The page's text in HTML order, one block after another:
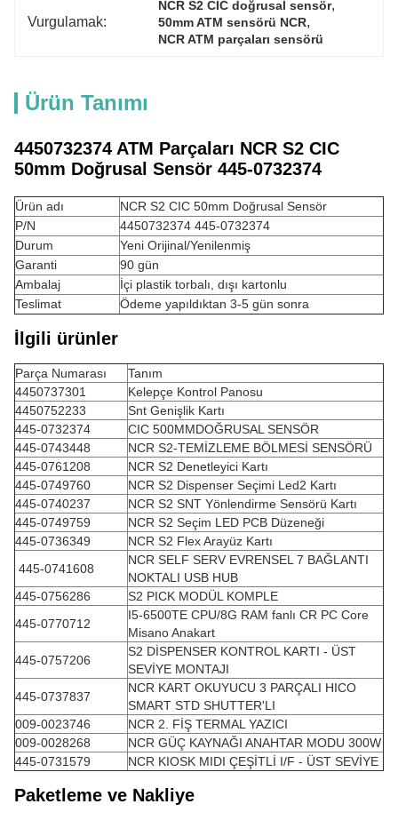
Vurgulamak:
NCR S2 CIC doğrusal sensör,
50mm ATM sensörü NCR,
NCR ATM parçaları sensörü
Ürün Tanımı
4450732374 ATM Parçaları NCR S2 CIC
50mm Doğrusal Sensör 445-0732374
Ürün adı
NCR S2 CIC 50mm Doğrusal Sensör
P/N
4450732374 445-0732374
Durum
Yeni Orijinal/Yenilenmiş
Garanti
90 gün
Ambalaj
İçi plastik torbalı, dışı kartonlu
Teslimat
Ödeme yapıldıktan 3-5 gün sonra
İlgili ürünler
Parça Numarası
Tanım
4450737301
Kelepçe Kontrol Panosu
4450752233
Snt Genişlik Kartı
445-0732374
CIC 500MMDOĞRUSAL SENSÖR
445-0743448
NCR S2-TEMİZLEME BÖLMESİ SENSÖRÜ
445-0761208
NCR S2 Denetleyici Kartı
445-0749760
NCR S2 Dispenser Seçimi Led2 Kartı
445-0740237
NCR S2 SNT Yönlendirme Sensörü Kartı
445-0749759
NCR S2 Seçim LED PCB Düzeneği
445-0736349
NCR S2 Flex Arayüz Kartı
445-0741608
NCR SELF SERV EVRENSEL 7 BAĞLANTI
NOKTALI USB HUB
445-0756286
S2 PICK MODÜL KOMPLE
445-0770712
I5-6500TE CPU/8G RAM fanlı CR PC Core
Misano Anakart
445-0757206
S2 DİSPENSER KONTROL KARTI - ÜST
SEVİYE MONTAJI
445-0737837
NCR KART OKUYUCU 3 PARÇALI HICO
SMART STD SHUTTER'LI
009-0023746
NCR 2. FİŞ TERMAL YAZICI
009-0028268
NCR GÜÇ KAYNAĞI ANAHTAR MODU 300W
445-0731579
NCR KIOSK MIDI ÇEŞİTLİ I/F - ÜST SEVİYE
Paketleme ve Nakliye